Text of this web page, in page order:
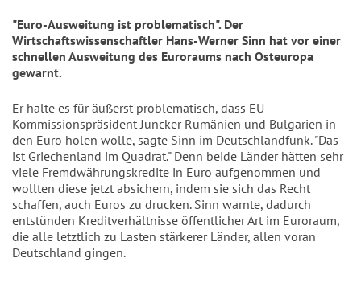
"Euro-Ausweitung ist problematisch". Der
Wirtschaftswissenschaftler Hans-Werner Sinn hat vor einer
schnellen Ausweitung des Euroraums nach Osteuropa
gewarnt.
Er halte es für äußerst problematisch, dass EU-
Kommissionspräsident Juncker Rumänien und Bulgarien in
den Euro holen wolle, sagte Sinn im Deutschlandfunk. "Das
ist Griechenland im Quadrat." Denn beide Länder hätten sehr
viele Fremdwährungskredite in Euro aufgenommen und
wollten diese jetzt absichern, indem sie sich das Recht
schaffen, auch Euros zu drucken. Sinn warnte, dadurch
entstünden Kreditverhältnisse öffentlicher Art im Euroraum,
die alle letztlich zu Lasten stärkerer Länder, allen voran
Deutschland gingen.